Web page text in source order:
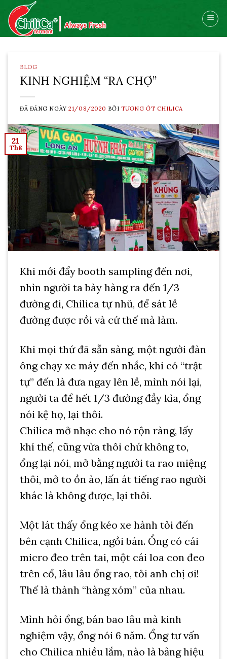
Skip
content
BLOG
KINH NGHIỆM “RA CHỢ”
ĐÃ ĐĂNG NGÀY21/08/2020 BỞI TƯƠNG ỚT CHILICA
21
Th8
Khi mới đẩy booth sampling đến nơi,
nhìn người ta bày hàng ra đến 1/3
đường đi, Chilica tự nhủ, để sát lề
đường được rồi và cứ thế mà làm.
Khi mọi thứ đã sẵn sàng, một người đàn
ông chạy xe máy đến nhắc, khi có “trật
tự” đến là đưa ngay lên lề, mình nói lại,
người ta để hết 1/3 đường đầy kìa, ổng
nói kệ họ, lại thôi.
Chilica mở nhạc cho nó rộn ràng, lấy
khí thế, cũng vừa thôi chứ không to,
ổng lại nói, mở bằng người ta rao miệng
thôi, mở to ồn ào, lấn át tiếng rao người
khác là không được, lại thôi.
Một lát thấy ổng kéo xe hành tỏi đến
bên cạnh Chilica, ngồi bán. Ổng có cái
micro đeo trên tai, một cái loa con đeo
trên cổ, lâu lâu ổng rao, tỏi anh chị ơi!
Thế là thành “hàng xóm” của nhau.
Mình hỏi ổng, bán bao lâu mà kinh
nghiệm vậy, ổng nói 6 năm. Ổng tư vấn
cho Chilica nhiều lắm, nào là bảng hiệu